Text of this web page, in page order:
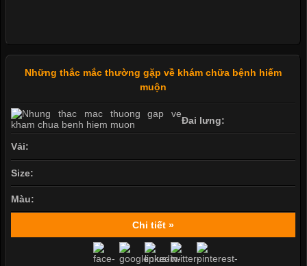
Những thắc mắc thường gặp về khám chữa bệnh hiếm
muộn
Đai lưng:
Vải:
Size:
Màu:
Chi tiết »